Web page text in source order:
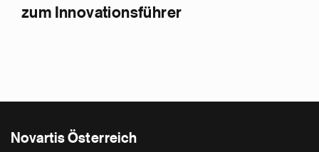
zum Innovationsführer
Novartis Österreich